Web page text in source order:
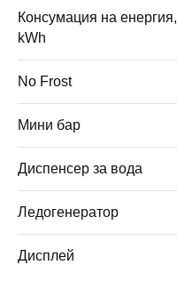
Консумация на енергия,
kWh
No Frost
Мини бар
Диспенсер за вода
Ледогенератор
Дисплей